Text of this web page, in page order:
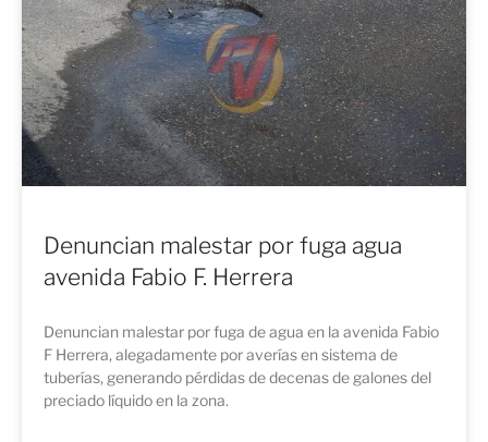
Denuncian malestar por fuga agua
avenida Fabio F. Herrera
Denuncian malestar por fuga de agua en la avenida Fabio
F Herrera, alegadamente por averías en sistema de
tuberías, generando pérdidas de decenas de galones del
preciado líquido en la zona.